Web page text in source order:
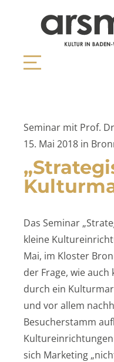
Seminar mit Prof.
15. Mai 2018 in
Das Seminar
kleine
Mai, im Kloster
der Frage, wie
durch ein
und vor allem
Besucherstamm
sich Marketing